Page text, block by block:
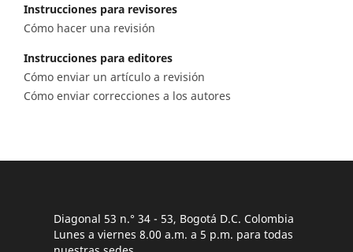
Instrucciones para revisores
Cómo hacer una revisión
Instrucciones para editores
Cómo enviar un artículo a revisión
Cómo enviar correcciones a los autores
Diagonal 53 n.° 34 - 53, Bogotá D.C. Colombia
Lunes a viernes 8.00 a.m. a 5 p.m. para todas